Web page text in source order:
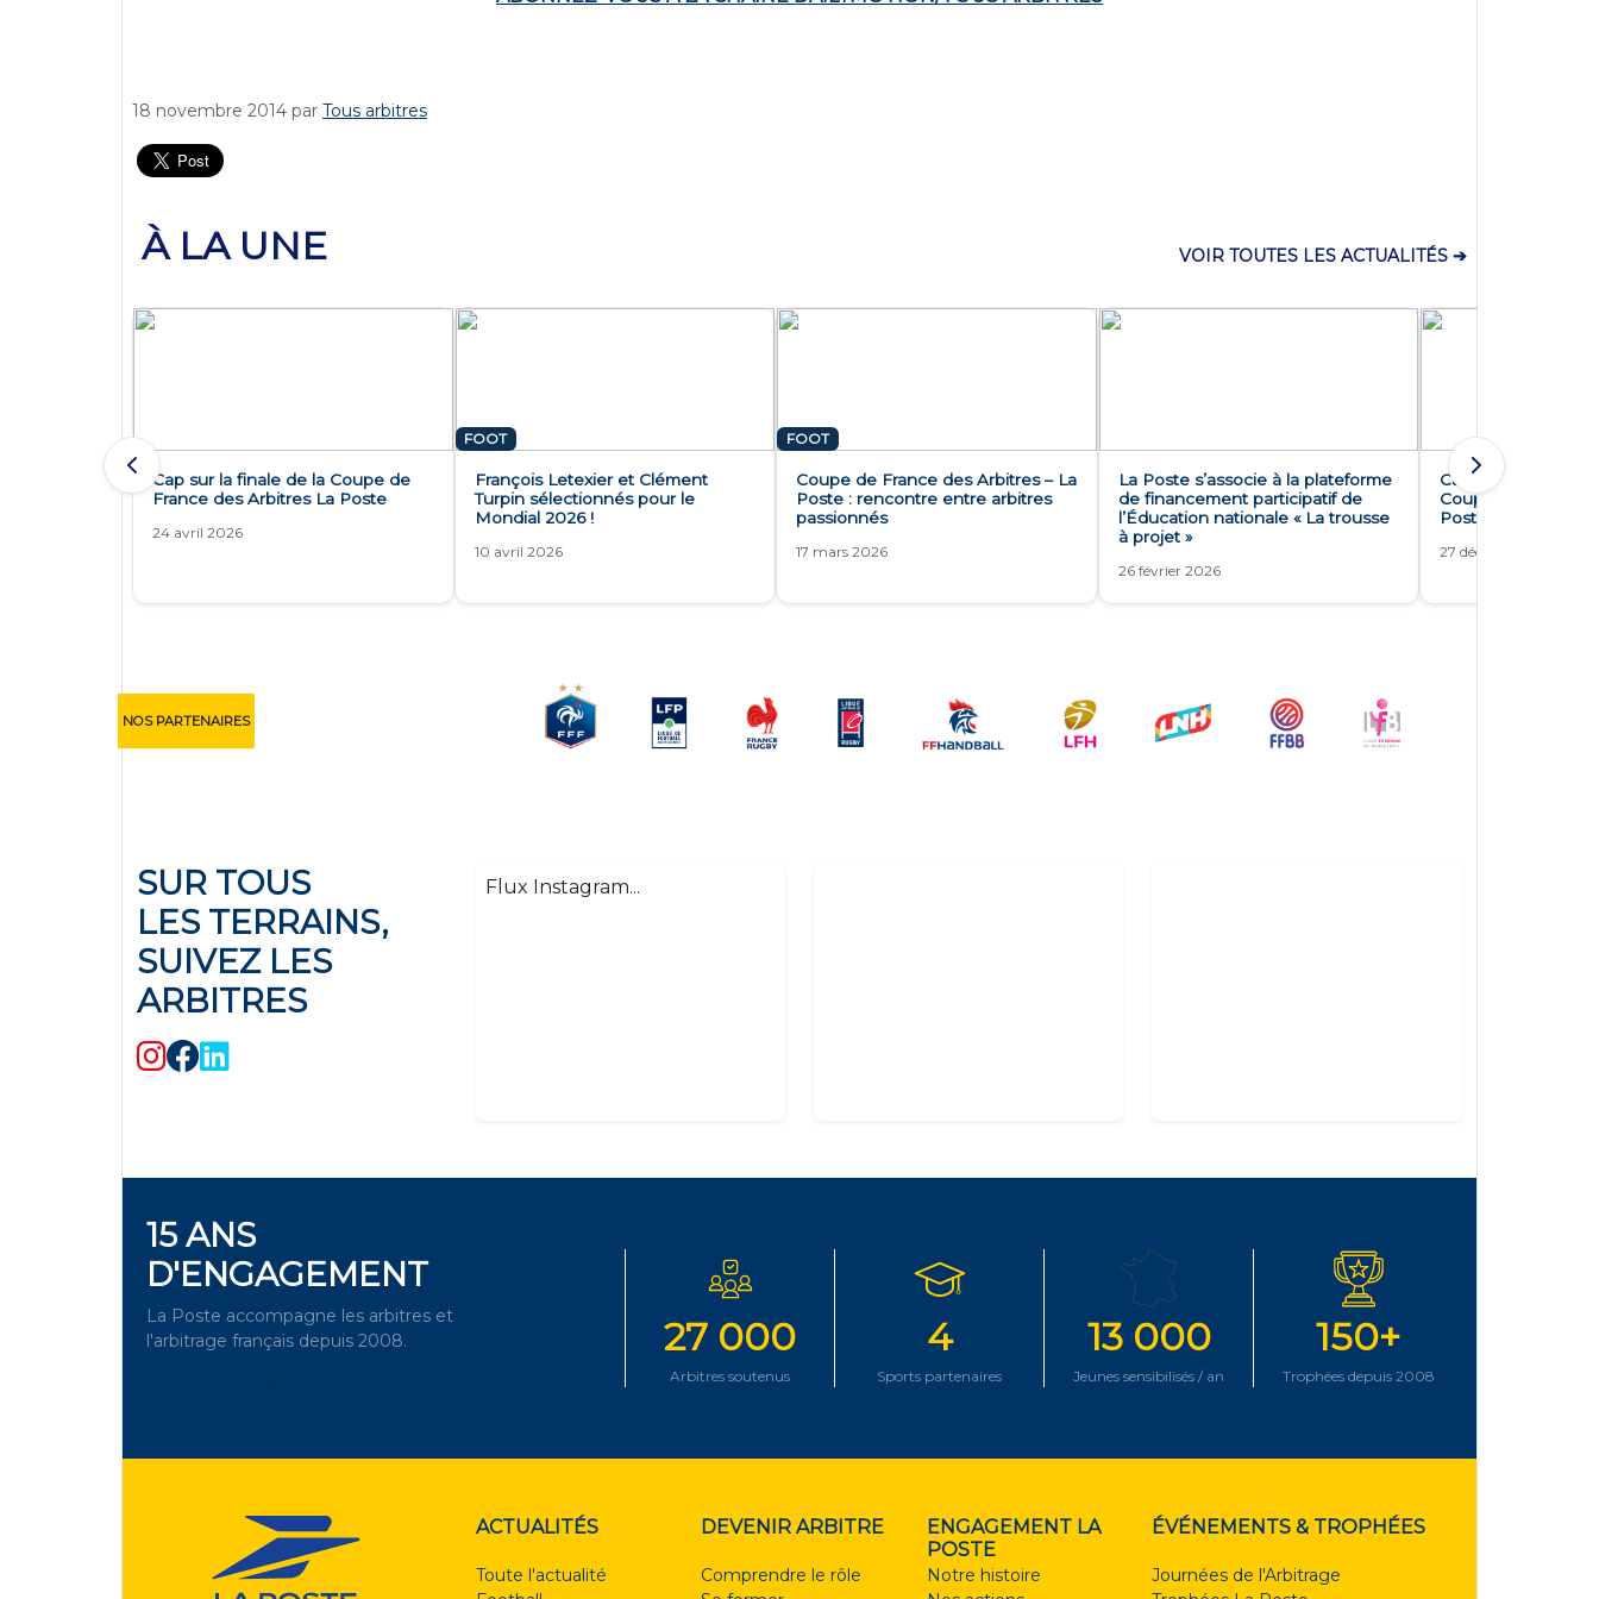
18 novembre 2014 par Tous arbitres
À LA UNE VOIR TOUTES LES ACTUALITÉS ➔
Cap sur la finale de la Coupe de
France des Arbitres La Poste
24 avril 2026
FOOT
François Letexier et Clément
Turpin sélectionnés pour le
Mondial 2026 !
10 avril 2026
FOOT
Coupe de France des Arbitres – La
Poste : rencontre entre arbitres
passionnés
17 mars 2026
La Poste s’associe à la plateforme
de financement participatif de
l’Éducation nationale « La trousse
à projet »
26 février 2026
Cap sur les 8èmes
Coupe de France
Poste
27 décembre 2025
NOS PARTENAIRES
SUR TOUS
LES TERRAINS,
SUIVEZ LES
ARBITRES
Flux Instagram...
15 ANS
D'ENGAGEMENT
La Poste accompagne les arbitres et
l'arbitrage français depuis 2008.
27 000
Arbitres soutenus
4
Sports partenaires
13 000
Jeunes sensibilisés / an
150+
Trophées depuis 2008
ACTUALITÉS
Toute l'actualité
DEVENIR ARBITRE
Comprendre le rôle
ENGAGEMENT LA
POSTE
Notre histoire
ÉVÉNEMENTS & TROPHÉES
Journées de l'Arbitrage